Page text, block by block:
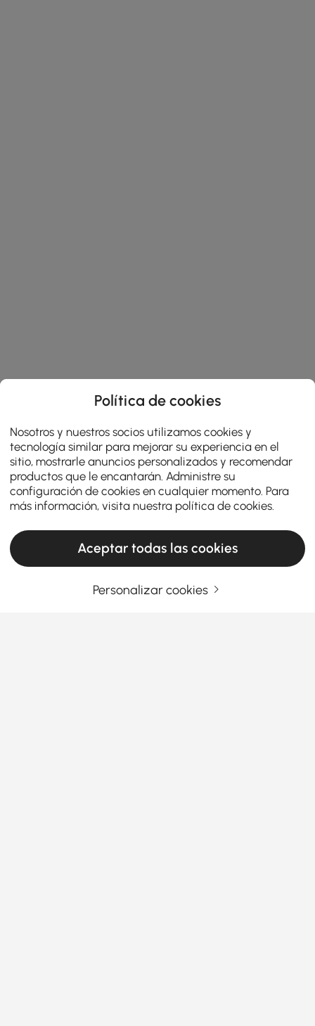
Products in the current category have been updated to show the latest 6 items
Política de cookies
Nosotros y nuestros socios utilizamos cookies y
tecnología similar para mejorar su experiencia en el
sitio, mostrarle anuncios personalizados y recomendar
productos que le encantarán. Administre su
configuración de cookies en cualquier momento. Para
más información, visita nuestra política de cookies
Aceptar todas las cookies
Personalizar cookies